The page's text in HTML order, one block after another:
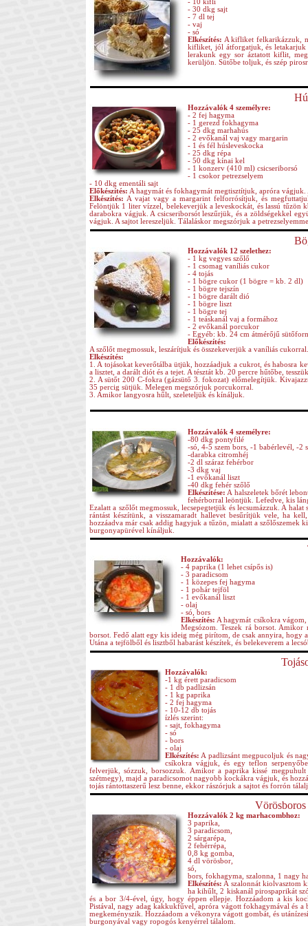
- 10 kifli
- 30 dkg sajt
- 7 dl tej
- vaj
- só
Elkészítés: A kifliket felkarikázzuk,
kifliket, jól átforgatjuk, és
lerakunk egy sor áztatott kiflit,
kerüljön. Sütőbe toljuk, és szép
Hozzávalók 4 személyre:
- 2 fej hagyma
- 1 gerezd fokhagyma
- 25 dkg marhahús
- 2 evőkanál vaj vagy margarin
- 1 és fél húsleveskocka
- 25 dkg répa
- 50 dkg kínai kel
- 1 konzerv (410 ml) csicseriborsó
- 1 csokor petrezselyem
- 10 dkg ementáli sajt
Előkészítés: A hagymát és fokhagymát megtisztítjuk, apróra
Elkészítés: A vajat vagy a margarint felforrósítjuk, és
Felöntjük 1 liter vízzel, belekeverjük a leveskockát, és lassú
darabokra vágjuk. A csicseriborsót leszűrjük, és a zöldségekkel
vágjuk. A sajtot lereszeljük. Tálaláskor megszórjuk a
Hozzávalók 12 szelethez:
- 1 kg vegyes szőlő
- 1 csomag vaníliás cukor
- 4 tojás
- 1 bögre cukor (1 bögre = kb. 2 dl)
- 1 bögre tejszín
- 1 bögre darált dió
- 1 bögre liszt
- 1 bögre tej
- 1 teáskanál vaj a formához
- 2 evőkanál porcukor
- Egyéb: kb. 24 cm átmérőjű
Előkészítés:
A szőlőt megmossuk, leszárítjuk és összekeverjük a vaníliás cukorral.
Elkészítés:
1. A tojásokat keverőtálba ütjük, hozzáadjuk a cukrot, és habosra
a lisztet, a darált diót és a tejet. A tésztát kb. 20 percre hűtőbe,
2. A sütőt 200 C-fokra (gázsütő 3. fokozat) előmelegítjük.
35 percig sütjük. Melegen megszórjuk porcukorral.
3. Amikor langyosra hűlt, szeleteljük és kínáljuk.
Hozzávalók 4 személyre:
-80 dkg pontyfilé
-só, 4-5 szem bors, -1 babérlevél, -2
-darabka citromhéj
-2 dl száraz fehérbor
-3 dkg vaj
-1 evőkanál liszt
-40 dkg fehér szőlő
Elkészítése: A halszeletek bőrét
fehérborral leöntjük. Lefedve, kis
Ezalatt a szőlőt megmossuk, lecsepegtetjük és lecsumázzuk. A
rántást készítünk, a visszamaradt hallevet besűrítjük vele, ha
hozzáadva már csak addig hagyjuk a tűzön, mialatt a szőlőszemek
burgonyapürével kínáljuk.
Hozzávalók:
- 4 paprika (1 lehet csípős is)
- 3 paradicsom
- 1 közepes fej hagyma
- 1 pohár tejföl
- 1 evőkanál liszt
- olaj
- só, bors
Elkészítés: A hagymát csíkokra
Megsózom. Teszek rá borsot. Amikor
borsot. Fedő alatt egy kis ideig még pirítom, de csak annyira, hogy
Utána a tejfölből és lisztből habarást készítek, és belekeverem a
Hozzávalók:
-1 kg érett paradicsom
- 1 db padlizsán
- 1 kg paprika
- 2 fej hagyma
- 10-12 db tojás
ízlés szerint:
- sajt, fokhagyma
- só
- bors
- olaj
Elkészítés: A padlizsánt megpucoljuk és
csíkokra vágjuk, és egy teflon
felverjük, sózzuk, borsozzuk. Amikor a paprika kissé
szétmegy), majd a paradicsomot nagyobb kockákra vágjuk, és
tojás rántottaszerű lesz benne, ekkor rászórjuk a sajtot és forrón
Vörösboros
Hozzávalók 2 kg marhacombhoz:
3 paprika,
3 paradicsom,
2 sárgarépa,
2 fehérrépa,
0,8 kg gomba,
4 dl vörösbor,
só,
bors, fokhagyma, szalonna, 1 nagy
Elkészítés: A szalonnát kiolvasztom
ha kihűlt, 2 kiskanál pirospaprikát
és a bor 3/4-ével, úgy, hogy éppen ellepje. Hozzáadom a kis
Pistával, nagy adag kakkukfűvel, apróra vágott fokhagymával és
megkeményszik. Hozzáadom a vékonyra vágott gombát, és
burgonyával vagy ropogós kenyérrel tálalom.